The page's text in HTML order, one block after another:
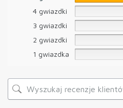
4 gwiazdki
3 gwiazdki
2 gwiazdki
1 gwiazdka